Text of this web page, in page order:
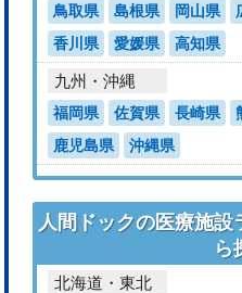
鳥取県 島根県 岡山県
香川県
愛媛県 高知県
九州・沖縄
福岡県 佐賀県 長崎県
鹿児島県
沖縄県
人間ドックの医療施
ら
北海道・東北